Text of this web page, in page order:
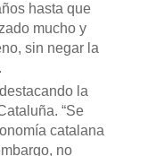
hasta que
mucho y
sin negar la
la
“Se
catalana
no